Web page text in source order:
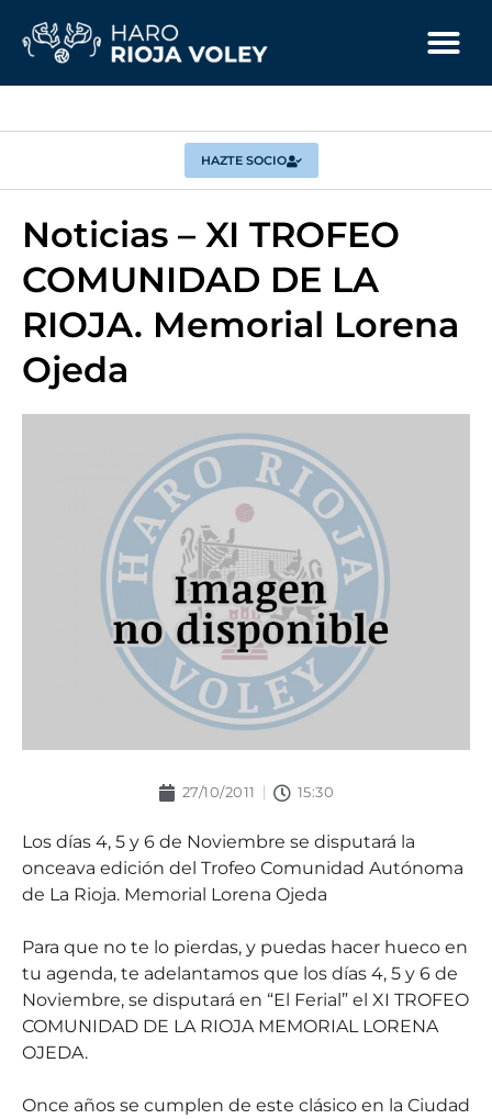
HAZTE SOCIO
Noticias – XI TROFEO
COMUNIDAD DE LA
RIOJA. Memorial Lorena
Ojeda
27/10/2011 15:30
Los días 4, 5 y 6 de Noviembre se disputará la
onceava edición del Trofeo Comunidad Autónoma
de La Rioja. Memorial Lorena Ojeda
Para que no te lo pierdas, y puedas hacer hueco en
tu agenda, te adelantamos que los días 4, 5 y 6 de
Noviembre, se disputará en “El Ferial” el XI TROFEO
COMUNIDAD DE LA RIOJA MEMORIAL LORENA
OJEDA.
Once años se cumplen de este clásico en la Ciudad